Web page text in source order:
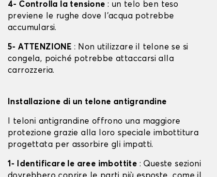
4- Controlla la tensione : un telo ben teso
previene le rughe dove l'acqua potrebbe
accumularsi.
5- ATTENZIONE : Non utilizzare il telone se si
congela, poiché potrebbe attaccarsi alla
carrozzeria.
Installazione di un telone antigrandine
I teloni antigrandine offrono una maggiore
protezione grazie alla loro speciale imbottitura
progettata per assorbire gli impatti.
1- Identificare le aree imbottite : Queste sezioni